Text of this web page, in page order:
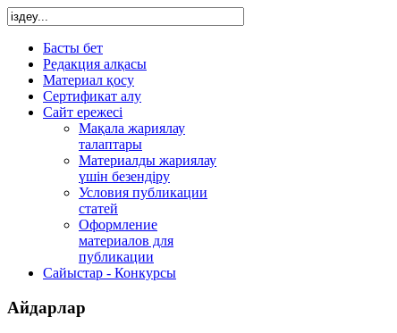
Басты бет
Редакция алқасы
Материал қосу
Сертификат алу
Сайт ережесі
Мақала жариялау
талаптары
Материалды жариялау
үшін безендіру
Условия публикации
статей
Оформление
материалов для
публикации
Сайыстар - Конкурсы
Айдарлар